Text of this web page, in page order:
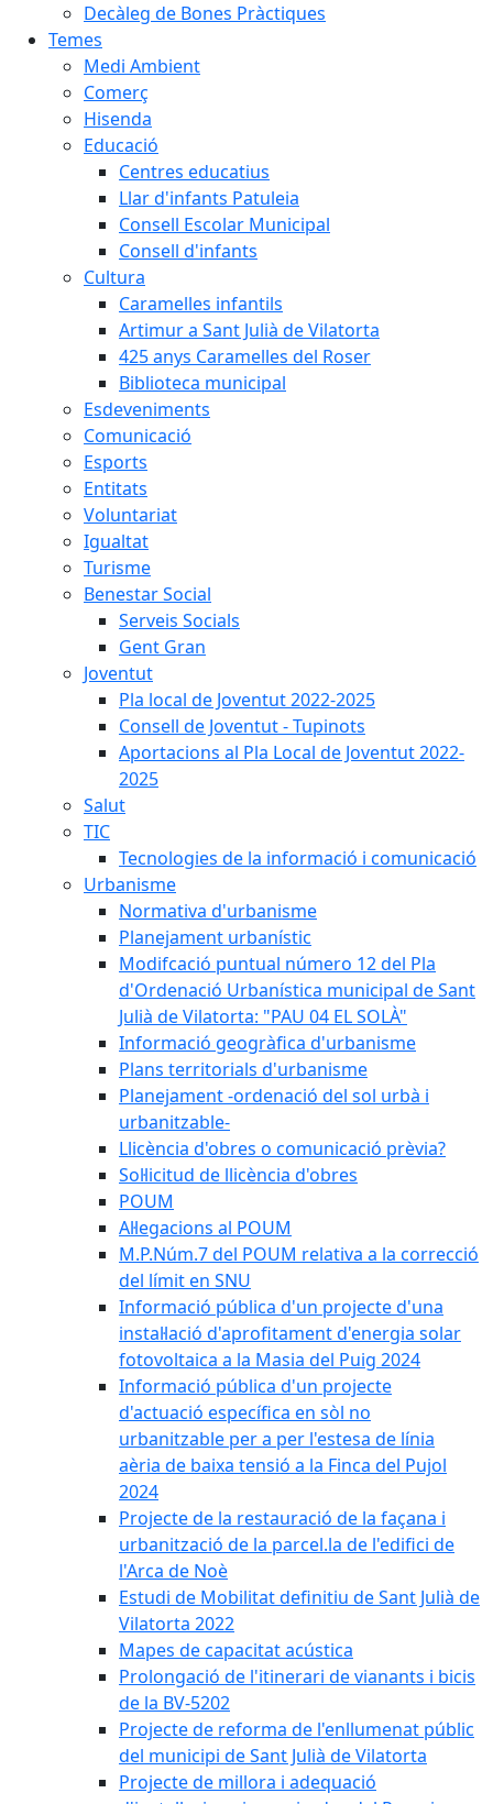
Decàleg de Bones Pràctiques
Temes
Medi Ambient
Comerç
Hisenda
Educació
Centres educatius
Llar d'infants Patuleia
Consell Escolar Municipal
Consell d'infants
Cultura
Caramelles infantils
Artimur a Sant Julià de Vilatorta
425 anys Caramelles del Roser
Biblioteca municipal
Esdeveniments
Comunicació
Esports
Entitats
Voluntariat
Igualtat
Turisme
Benestar Social
Serveis Socials
Gent Gran
Joventut
Pla local de Joventut 2022-2025
Consell de Joventut - Tupinots
Aportacions al Pla Local de Joventut 2022-
2025
Salut
TIC
Tecnologies de la informació i comunicació
Urbanisme
Normativa d'urbanisme
Planejament urbanístic
Modifcació puntual número 12 del Pla
d'Ordenació Urbanística municipal de Sant
Julià de Vilatorta: "PAU 04 EL SOLÀ"
Informació geogràfica d'urbanisme
Plans territorials d'urbanisme
Planejament -ordenació del sol urbà i
urbanitzable-
Llicència d'obres o comunicació prèvia?
Sol·licitud de llicència d'obres
POUM
Al·legacions al POUM
M.P.Núm.7 del POUM relativa a la correcció
del límit en SNU
Informació pública d'un projecte d'una
instal·lació d'aprofitament d'energia solar
fotovoltaica a la Masia del Puig 2024
Informació pública d'un projecte
d'actuació específica en sòl no
urbanitzable per a per l'estesa de línia
aèria de baixa tensió a la Finca del Pujol
2024
Projecte de la restauració de la façana i
urbanització de la parcel.la de l'edifici de
l'Arca de Noè
Estudi de Mobilitat definitiu de Sant Julià de
Vilatorta 2022
Mapes de capacitat acústica
Prolongació de l'itinerari de vianants i bicis
de la BV-5202
Projecte de reforma de l'enllumenat públic
del municipi de Sant Julià de Vilatorta
Projecte de millora i adequació